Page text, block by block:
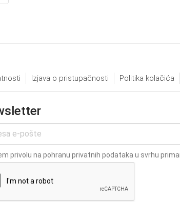
Izjava o pristupačnosti Politika kolačića
privolu na pohranu privatnih podataka u svrhu